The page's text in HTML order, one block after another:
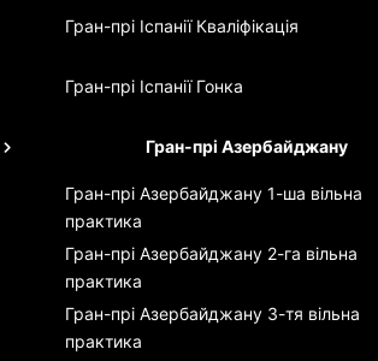
Гран-прі Іспанії Кваліфікація
Гран-прі Іспанії Гонка
Гран-прі Азербайджану
Гран-прі Азербайджану 1-ша вільна
практика
Гран-прі Азербайджану 2-га вільна
практика
Гран-прі Азербайджану 3-тя вільна
практика